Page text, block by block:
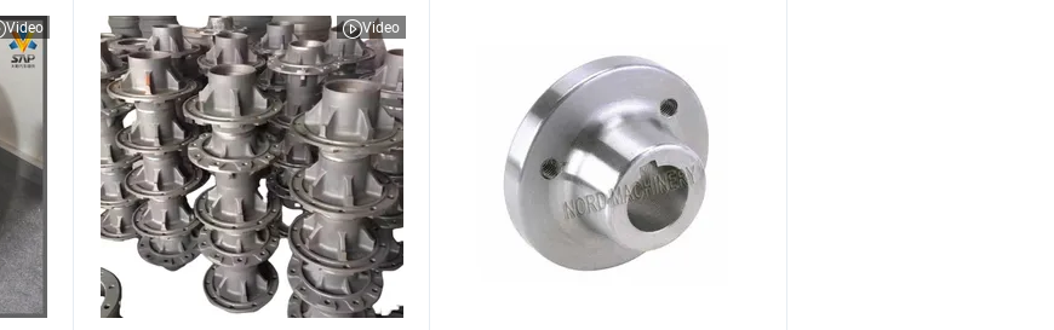
Video Video